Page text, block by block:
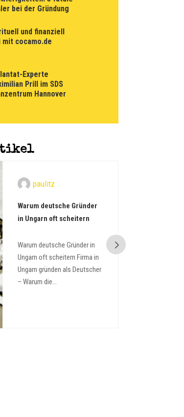
bei der Gründung
und finanziell
cocamo.de
Experte
Prill im SDS
Hannover
paulitz
Warum deutsche Gründer
in Ungarn oft scheitern
Warum deutsche Gründer in
Ungarn oft scheitern Firma in
Ungarn gründen als Deutscher
– Warum die...